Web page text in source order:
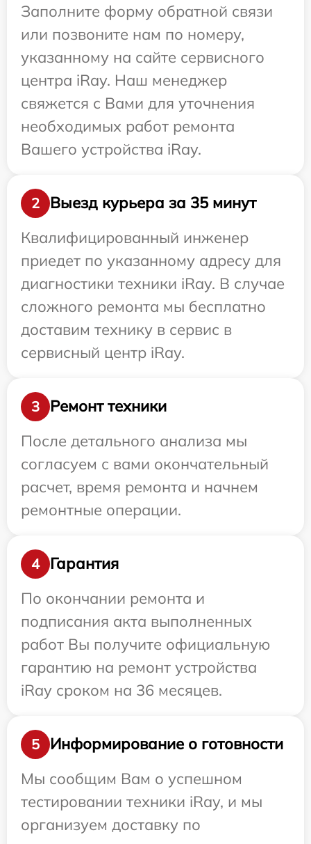
Заполните форму обратной связи
или позвоните нам по номеру,
указанному на сайте сервисного
центра iRay. Наш менеджер
свяжется с Вами для уточнения
необходимых работ ремонта
Вашего устройства iRay.
2
Выезд курьера за 35 минут
Квалифицированный инженер
приедет по указанному адресу для
диагностики техники iRay. В случае
сложного ремонта мы бесплатно
доставим технику в сервис в
сервисный центр iRay.
3
Ремонт техники
После детального анализа мы
согласуем с вами окончательный
расчет, время ремонта и начнем
ремонтные операции.
4
Гарантия
По окончании ремонта и
подписания акта выполненных
работ Вы получите официальную
гарантию на ремонт устройства
iRay сроком на 36 месяцев.
5
Информирование о готовности
Мы сообщим Вам о успешном
тестировании техники iRay, и мы
организуем доставку по